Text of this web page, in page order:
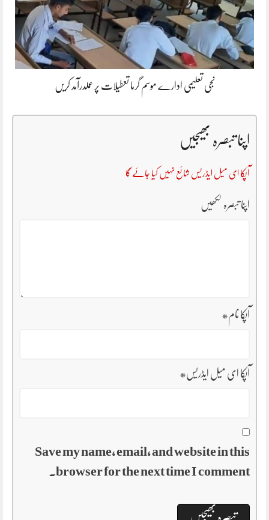
نجی تعلیمی ادارے موسم گرما تعطیلات پر عملدرآمد کریں
اپنا تبصرہ بھیجیں
آپکا ای میل ایڈریس شائع نہیں کیا جائے گا
اپنا تبصرہ لکھیں
آپکا نام*
آپکا ای میل ایڈریس*
Save my name, email, and website in this
browser for the next time I comment.